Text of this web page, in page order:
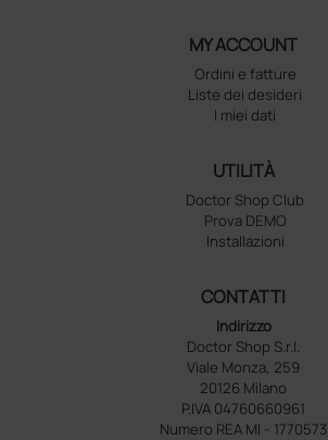
MY ACCOUNT
Ordini e fatture
Liste dei desideri
I miei dati
UTILITÀ
Doctor Shop Club
Prova DEMO
Installazioni
CONTATTI
Indirizzo
Doctor Shop S.r.l.
Viale Monza, 259
20126 Milano
P.IVA 04760660961
Numero REA MI - 1770573